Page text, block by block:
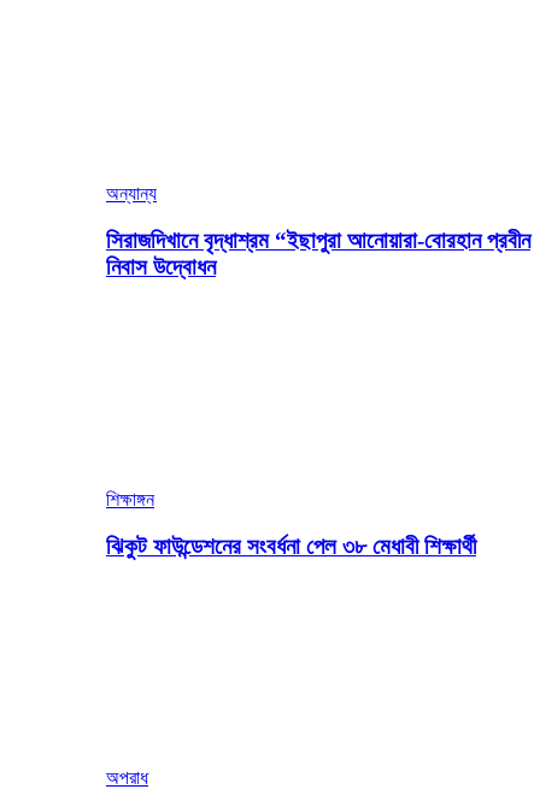
অন্যান্য
সিরাজদিখানে বৃদ্ধাশ্রম “ইছাপুরা আনোয়ারা-বোরহান প্রবীন
নিবাস উদ্বোধন
শিক্ষাঙ্গন
ঝিকুট ফাউন্ডেশনের সংবর্ধনা পেল ৩৮ মেধাবী শিক্ষার্থী
অপরাধ